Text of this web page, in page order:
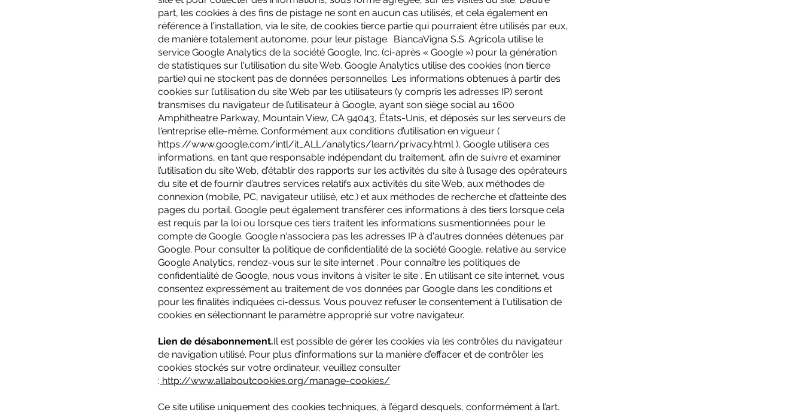
part, les cookies à des fins de pistage ne sont en aucun cas utilisés, et cela également en
référence à l’installation, via le site, de cookies tierce partie qui pourraient être utilisés par eux,
de manière totalement autonome, pour leur pistage. BiancaVigna S.S. Agricola utilise le
service Google Analytics de la société Google, Inc. (ci-après « Google ») pour la génération
de statistiques sur l'utilisation du site Web. Google Analytics utilise des cookies (non tierce
partie) qui ne stockent pas de données personnelles. Les informations obtenues à partir des
cookies sur l’utilisation du site Web par les utilisateurs (y compris les adresses IP) seront
transmises du navigateur de l’utilisateur à Google, ayant son siège social au 1600
Amphitheatre Parkway, Mountain View, CA 94043, États-Unis, et déposés sur les serveurs de
l'entreprise elle-même. Conformément aux conditions d’utilisation en vigueur (
https://www.google.com/intl/it_ALL/analytics/learn/privacy.html), Google utilisera ces
informations, en tant que responsable indépendant du traitement, afin de suivre et examiner
l’utilisation du site Web, d’établir des rapports sur les activités du site à l’usage des opérateurs
du site et de fournir d’autres services relatifs aux activités du site Web, aux méthodes de
connexion (mobile, PC, navigateur utilisé, etc.) et aux méthodes de recherche et d’atteinte des
pages du portail. Google peut également transférer ces informations à des tiers lorsque cela
est requis par la loi ou lorsque ces tiers traitent les informations susmentionnées pour le
compte de Google. Google n'associera pas les adresses IP à d'autres données détenues par
Google. Pour consulter la politique de confidentialité de la société Google, relative au service
Google Analytics, rendez-vous sur le site internet . Pour connaître les politiques de
confidentialité de Google, nous vous invitons à visiter le site . En utilisant ce site internet, vous
consentez expressément au traitement de vos données par Google dans les conditions et
pour les finalités indiquées ci-dessus. Vous pouvez refuser le consentement à l'utilisation de
cookies en sélectionnant le paramètre approprié sur votre navigateur.
Lien de désabonnement.Il est possible de gérer les cookies via les contrôles du navigateur
de navigation utilisé. Pour plus d’informations sur la manière d’effacer et de contrôler les
cookies stockés sur votre ordinateur, veuillez consulter
: http://www.allaboutcookies.org/manage-cookies/
Ce site utilise uniquement des cookies techniques, à l’égard desquels, conformément à l’art.